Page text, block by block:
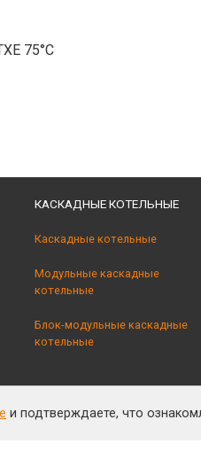
75°C
КАСКАДНЫЕ КОТЕЛЬНЫЕ
Каскадные котельные
Модульные каскадные
котельные
Блок-модульные каскадные
котельные
и подтверждаете, что